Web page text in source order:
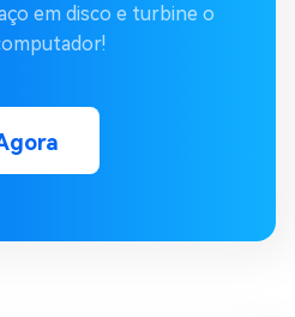
em disco e turbine o